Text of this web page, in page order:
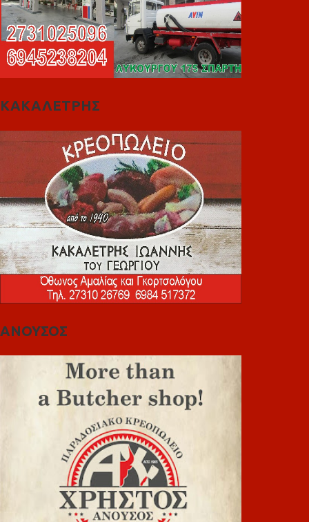
ΚΑΚΑΛΕΤΡΗΣ
ΑΝΟΥΣΟΣ